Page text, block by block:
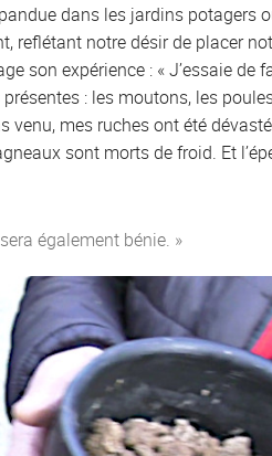
dans les jardins potagers
reflétant notre désir de placer
son expérience : « J’essaie de
: les moutons, les
venu, mes ruches ont été
sont morts de froid. Et
également bénie. »